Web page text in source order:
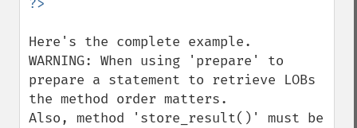
Here's the complete example.
WARNING: When using 'prepare' to
prepare a statement to retrieve LOBs
the method order matters.
Also, method 'store_result()' must be